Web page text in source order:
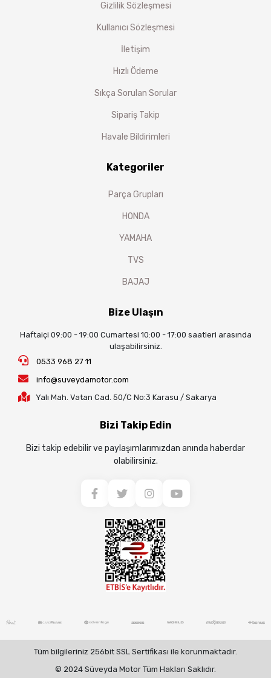
Gizlilik Sözleşmesi
Kullanıcı Sözleşmesi
İletişim
Hızlı Ödeme
Sıkça Sorulan Sorular
Sipariş Takip
Havale Bildirimleri
Kategoriler
Parça Grupları
HONDA
YAMAHA
TVS
BAJAJ
Bize Ulaşın
Haftaiçi 09:00 - 19:00 Cumartesi 10:00 - 17:00 saatleri arasında
ulaşabilirsiniz.
0533 968 27 11
info@suveydamotor.com
Yalı Mah. Vatan Cad. 50/C No:3 Karasu / Sakarya
Bizi Takip Edin
Bizi takip edebilir ve paylaşımlarımızdan anında haberdar
olabilirsiniz.
Tüm bilgileriniz 256bit SSL Sertifikası ile korunmaktadır.
© 2024 Süveyda Motor Tüm Hakları Saklıdır.